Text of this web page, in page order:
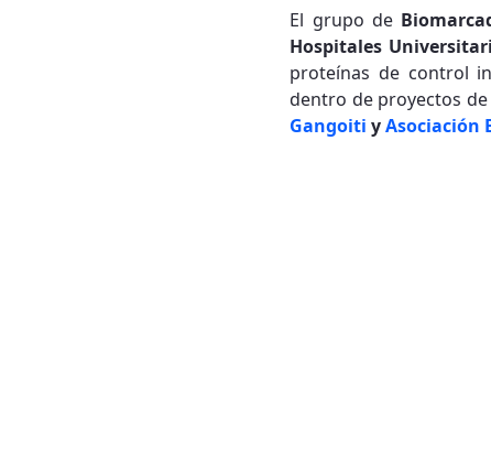
El grupo de
Hospitales
proteínas de control
dentro de proyectos
Gangoiti yAsociación